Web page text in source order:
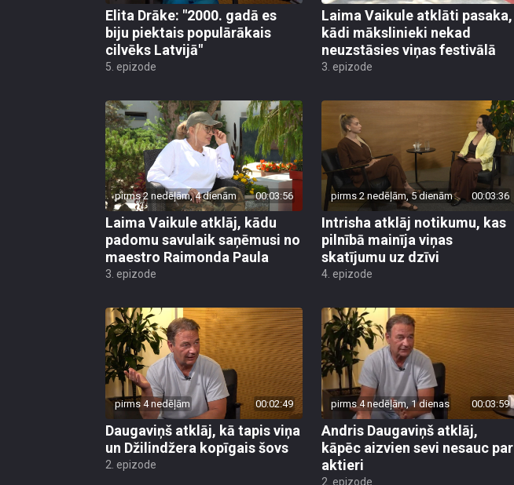
Elita Drāke: "2000. gadā es
biju piektais populārākais
cilvēks Latvijā"
5. epizode
Laima Vaikule atklāti pasaka,
kādi mākslinieki nekad
neuzstāsies viņas festivālā
3. epizode
pirms 2 nedēļām, 4 dienām 00:03:56
Laima Vaikule atklāj, kādu
padomu savulaik saņēmusi no
maestro Raimonda Paula
3. epizode
pirms 2 nedēļām, 5 dienām 00:03:36
Intrisha atklāj notikumu, kas
pilnībā mainīja viņas
skatījumu uz dzīvi
4. epizode
pirms 4 nedēļām 00:02:49
Daugaviņš atklāj, kā tapis viņa
un Džilindžera kopīgais šovs
2. epizode
pirms 4 nedēļām, 1 dienas 00:03:59
Andris Daugaviņš atklāj,
kāpēc aizvien sevi nesauc par
aktieri
2. epizode